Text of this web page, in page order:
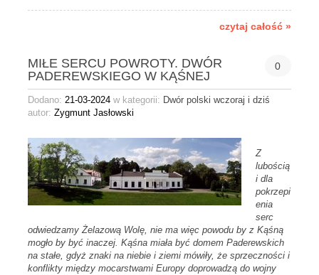
czytaj całość »
MIŁE SERCU POWROTY. DWÓR
PADEREWSKIEGO W KĄŚNEJ
0
Dodano: 21-03-2024 w kategorii: Dwór polski wczoraj i dziś
autor: Zygmunt Jasłowski
Z
lubością
i dla
pokrzepi
enia
serc
odwiedzamy Żelazową Wolę, nie ma więc powodu by z Kąśną
mogło by być inaczej. Kąśna miała być domem Paderewskich
na stałe, gdyż znaki na niebie i ziemi mówiły, że sprzeczności i
konflikty między mocarstwami Europy doprowadzą do wojny